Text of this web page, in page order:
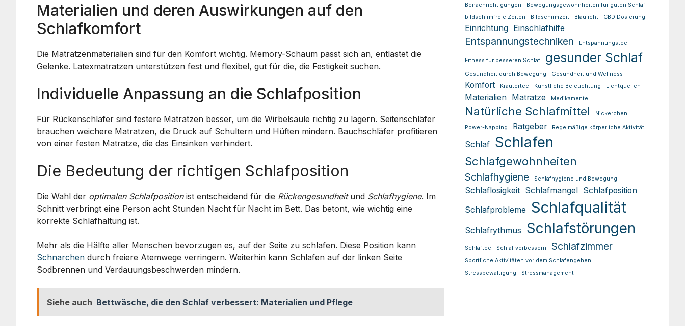
Materialien und deren Auswirkungen auf den
Schlafkomfort
Die Matratzenmaterialien sind für den Komfort wichtig. Memory-Schaum passt sich an, entlastet die
Gelenke. Latexmatratzen unterstützen fest und flexibel, gut für die, die Festigkeit suchen.
Individuelle Anpassung an die Schlafposition
Für Rückenschläfer sind festere Matratzen besser, um die Wirbelsäule richtig zu lagern. Seitenschläfer
brauchen weichere Matratzen, die Druck auf Schultern und Hüften mindern. Bauchschläfer profitieren
von einer festen Matratze, die das Einsinken verhindert.
Die Bedeutung der richtigen Schlafposition
Die Wahl der optimalen Schlafpositionist entscheidend für die Rückengesundheitund Schlafhygiene. Im
Schnitt verbringt eine Person acht Stunden Nacht für Nacht im Bett. Das betont, wie wichtig eine
korrekte Schlafhaltung ist.
Mehr als die Hälfte aller Menschen bevorzugen es, auf der Seite zu schlafen. Diese Position kann
Schnarchen durch freiere Atemwege verringern. Weiterhin kann Schlafen auf der linken Seite
Sodbrennen und Verdauungsbeschwerden mindern.
Siehe auch Bettwäsche, die den Schlaf verbessert: Materialien und Pflege
Benachrichtigungen
Bewegungsgewohnheiten für guten Schlaf
bildschirmfreie Zeiten
Bildschirmzeit Blaulicht CBD Dosierung
Einrichtung Einschlafhilfe
Entspannungstechniken Entspannungstee
Fitness für besseren Schlaf gesunder Schlaf
Gesundheit durch Bewegung Gesundheit und Wellness
Komfort Kräutertee Künstliche Beleuchtung Lichtquellen
Materialien Matratze Medikamente
Natürliche Schlafmittel Nickerchen
Power-Napping Ratgeber Regelmäßige körperliche Aktivität
Schlaf Schlafen
Schlafgewohnheiten
Schlafhygiene Schlafhygiene und Bewegung
Schlaflosigkeit Schlafmangel Schlafposition
Schlafprobleme
Schlafqualität
Schlafrythmus Schlafstörungen
Schlaftee Schlaf verbessern Schlafzimmer
Sportliche Aktivitäten vor dem Schlafengehen
Stressbewältigung
Stressmanagement